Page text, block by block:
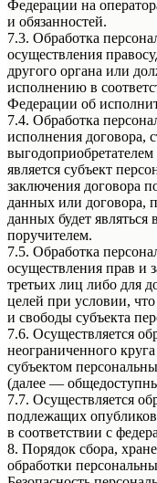
Федерации на
и обязанностей.
7.3. Обработка
осуществления
другого органа или
исполнению в
Федерации об
7.4. Обработка
исполнения договора,
является субъект
заключения договора
данных или договора,
данных будет
поручителем.
7.5. Обработка
осуществления прав и
третьих лиц либо для
целей при условии,
и свободы субъекта
7.6. Осуществляется
неограниченного
субъектом
(далее —
7.7. Осуществляется
подлежащих
в соответствии с
8. Порядок сбора,
обработки